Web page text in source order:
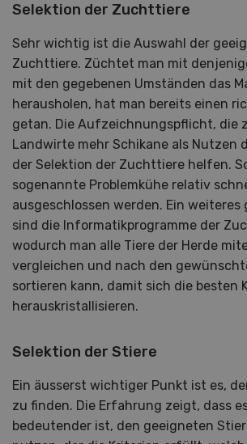
Selektion der Zuchttiere
Sehr wichtig ist die Auswahl der
Zuchttiere. Züchtet man mit
mit den gegebenen Umständen das
herausholen, hat man bereits einen
getan. Die Aufzeichnungspflicht, die
Landwirte mehr Schikane als Nutzen
der Selektion der Zuchttiere helfen.
sogenannte Problemkühe relativ
ausgeschlossen werden. Ein
sind die Informatikprogramme der
wodurch man alle Tiere der Herde
vergleichen und nach den
sortieren kann, damit sich die besten
herauskristallisieren.
Selektion der Stiere
Ein äusserst wichtiger Punkt ist es,
zu finden. Die Erfahrung zeigt, dass
bedeutender ist, den geeigneten